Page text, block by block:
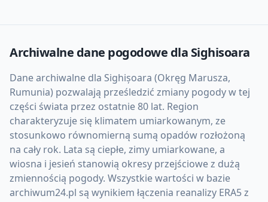
Archiwalne dane pogodowe dla Sighisoara
Dane archiwalne dla Sighișoara (Okręg Marusza,
Rumunia) pozwalają prześledzić zmiany pogody w tej
części świata przez ostatnie 80 lat. Region
charakteryzuje się klimatem umiarkowanym, ze
stosunkowo równomierną sumą opadów rozłożoną
na cały rok. Lata są ciepłe, zimy umiarkowane, a
wiosna i jesień stanowią okresy przejściowe z dużą
zmiennością pogody. Wszystkie wartości w bazie
archiwum24.pl są wynikiem łączenia reanalizy ERA5 z